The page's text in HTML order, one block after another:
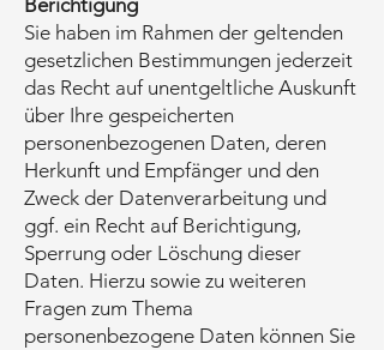
Berichtigung
Sie haben im Rahmen der geltenden
gesetzlichen Bestimmungen jederzeit
das Recht auf unentgeltliche Auskunft
über Ihre gespeicherten
personenbezogenen Daten, deren
Herkunft und Empfänger und den
Zweck der Datenverarbeitung und
ggf. ein Recht auf Berichtigung,
Sperrung oder Löschung dieser
Daten. Hierzu sowie zu weiteren
Fragen zum Thema
personenbezogene Daten können Sie